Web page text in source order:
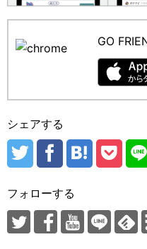
GO
シェアする
フォローする